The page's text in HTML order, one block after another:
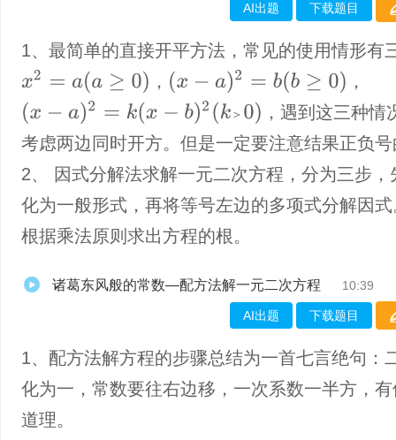
AI出题 下载题目
1、最简单的直接开平方法，常见的使用情形有
x2= ) ， (x−a b(b≥0 ，
＞
(x −a (x−b ＞0)
，遇到这三种情
考虑两边同时开方。但是一定要注意结果正负
2、 因式分解法求解一元二次方程，分为三步，
化为一般形式，再将等号左边的多项式分解因
根据乘法原则求出方程的根。
诸葛东风般的常数—配方法解一元二次方程 10:39
AI出题 下载题目
1、配方法解方程的步骤总结为一首七言绝句：
化为一，常数要往右边移，一次系数一半方，
道理。